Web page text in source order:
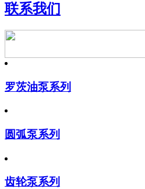
联系我们
罗茨油泵系列
圆弧泵系列
齿轮泵系列